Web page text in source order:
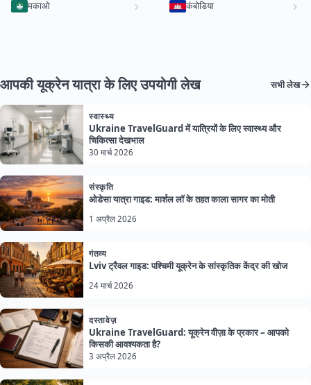
मकाओ कंबोडिया
आपकी यूक्रेन यात्रा के लिए उपयोगी लेख सभी लेख
स्वास्थ्य
Ukraine TravelGuard में यात्रियों के लिए स्वास्थ्य और
चिकित्सा देखभाल
30 मार्च 2026
संस्कृति
ओडेसा यात्रा गाइड: मार्शल लॉ के तहत काला सागर का मोती
1 अप्रैल 2026
गंतव्य
Lviv ट्रैवल गाइड: पश्चिमी यूक्रेन के सांस्कृतिक केंद्र की खोज
24 मार्च 2026
दस्तावेज़
Ukraine TravelGuard: यूक्रेन वीज़ा के प्रकार – आपको
किसकी आवश्यकता है?
3 अप्रैल 2026